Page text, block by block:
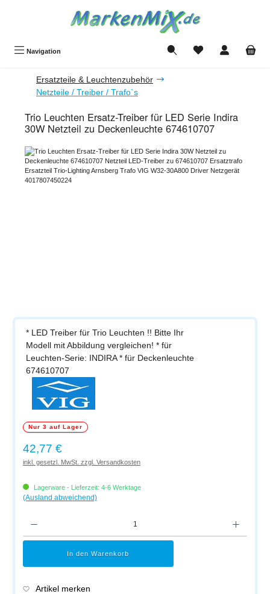
Navigation Du hast 0 Produkte
Ersatzteile & Leuchtenzubehör
Netzteile / Treiber / Trafo`s
Trio Leuchten Ersatz-Treiber für LED Serie Indira
30W Netzteil zu Deckenleuchte 674610707
Bildergalerie überspringen
* LED Treiber für Trio Leuchten !! Bitte Ihr
Modell mit Abbildung vergleichen! * für
Leuchten-Serie: INDIRA * für Deckenleuchte
674610707
Nur 3 auf Lager
Regulärer Preis:
42,77 €
inkl. gesetzl. MwSt. zzgl. Versandkosten
Lagerware - Lieferzeit: 4-6 Werktage
(Ausland abweichend)
In den Warenkorb
Artikel merken